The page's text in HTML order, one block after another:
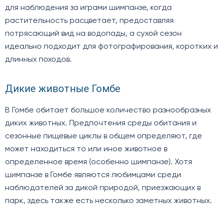
для наблюдения за играми шимпанзе, когда
растительность расцветает, предоставляя
потрясающий вид на водопады, а сухой сезон
идеально подходит для фотографирования, коротких и
длинных походов.
Дикие животные Гомбе
В Гомбе обитает большое количество разнообразных
диких животных. Предпочтения среды обитания и
сезонные пищевые циклы в общем определяют, где
может находиться то или иное животное в
определенное время (особенно шимпанзе). Хотя
шимпанзе в Гомбе являются любимцами среди
наблюдателей за дикой природой, приезжающих в
парк, здесь также есть несколько заметных животных.